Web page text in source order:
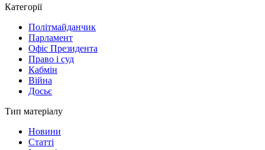
Категорії
Політмайданчик
Парламент
Офіс Президента
Право і суд
Кабмін
Війна
Досьє
Тип матеріалу
Новини
Статті